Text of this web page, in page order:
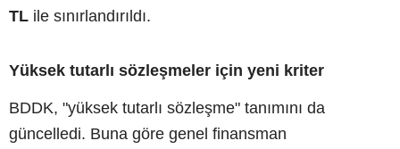
TL ile sınırlandırıldı.
Yüksek tutarlı sözleşmeler için yeni kriter
BDDK, "yüksek tutarlı sözleşme" tanımını da
güncelledi. Buna göre genel finansman